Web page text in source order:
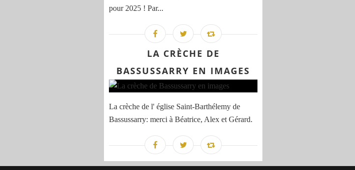
pour 2025 ! Par...
LA CRÈCHE DE
BASSUSSARRY EN IMAGES
La crèche de l' église Saint-Barthélemy de
Bassussarry: merci à Béatrice, Alex et Gérard.